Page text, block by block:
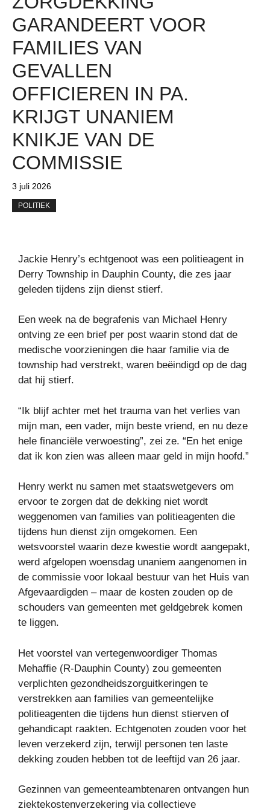
GARANDEERT VOOR
FAMILIES VAN
GEVALLEN
OFFICIEREN IN PA.
KRIJGT UNANIEM
KNIKJE VAN DE
COMMISSIE
3 juli 2026
POLITIEK
Jackie Henry’s echtgenoot was een politieagent in
Derry Township in Dauphin County, die zes jaar
geleden tijdens zijn dienst stierf.
Een week na de begrafenis van Michael Henry
ontving ze een brief per post waarin stond dat de
medische voorzieningen die haar familie via de
township had verstrekt, waren beëindigd op de dag
dat hij stierf.
“Ik blijf achter met het trauma van het verlies van
mijn man, een vader, mijn beste vriend, en nu deze
hele financiële verwoesting”, zei ze. “En het enige
dat ik kon zien was alleen maar geld in mijn hoofd.”
Henry werkt nu samen met staatswetgevers om
ervoor te zorgen dat de dekking niet wordt
weggenomen van families van politieagenten die
tijdens hun dienst zijn omgekomen. Een
wetsvoorstel waarin deze kwestie wordt aangepakt,
werd afgelopen woensdag unaniem aangenomen in
de commissie voor lokaal bestuur van het Huis van
Afgevaardigden – maar de kosten zouden op de
schouders van gemeenten met geldgebrek komen
te liggen.
Het voorstel van vertegenwoordiger Thomas
Mehaffie (R-Dauphin County) zou gemeenten
verplichten gezondheidszorguitkeringen te
verstrekken aan families van gemeentelijke
politieagenten die tijdens hun dienst stierven of
gehandicapt raakten. Echtgenoten zouden voor het
leven verzekerd zijn, terwijl personen ten laste
dekking zouden hebben tot de leeftijd van 26 jaar.
Gezinnen van gemeenteambtenaren ontvangen hun
ziektekostenverzekering via collectieve